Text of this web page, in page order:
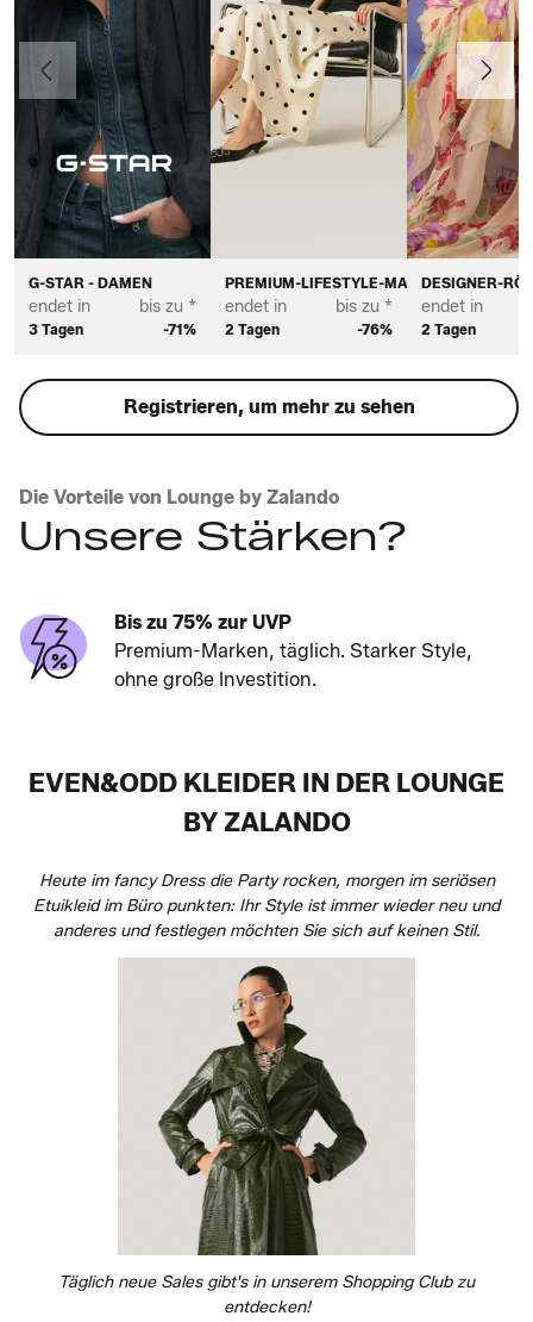
G-STAR - DAMEN
endet in
3 Tagen
bis zu *
-71%
PREMIUM-LIFESTYLE-MARKEN FÜR
endet in
2 Tagen
bis zu *
-76%
DESIGNER-
endet in
2 Tagen
Vorherige Weiter
Registrieren, um mehr zu sehen
Die Vorteile von Lounge by Zalando
Unsere Stärken?
Bis zu 75% zur UVP
Premium-Marken, täglich. Starker Style,
ohne große Investition.
EVEN&ODD KLEIDER IN DER LOUNGE
BY ZALANDO
Heute im fancy Dress die Party rocken, morgen im seriösen
Etuikleid im Büro punkten: Ihr Style ist immer wieder neu und
anderes und festlegen möchten Sie sich auf keinen Stil.
Täglich neue Sales gibt's in unserem Shopping Club zu
entdecken!